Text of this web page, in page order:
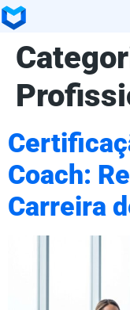
Coach:
Carreira